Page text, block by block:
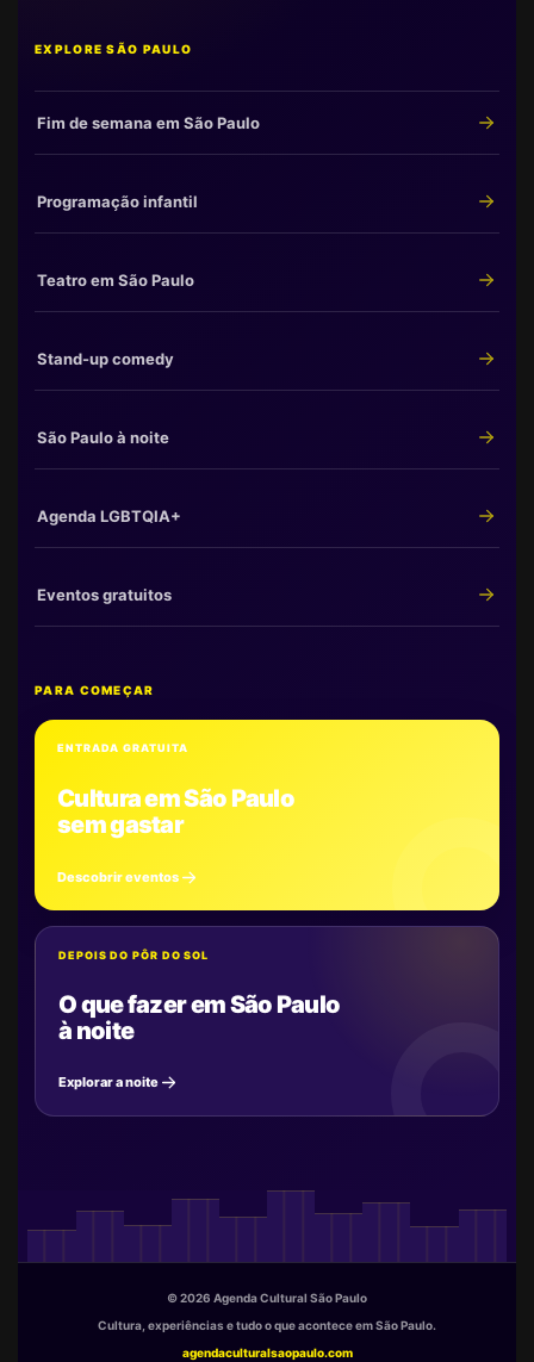
EXPLORE SÃO PAULO
Fim de semana em São Paulo
Programação infantil
Teatro em São Paulo
Stand-up comedy
São Paulo à noite
Agenda LGBTQIA+
Eventos gratuitos
PARA COMEÇAR
ENTRADA GRATUITA
Cultura em São Paulo
sem gastar
Descobrir eventos
DEPOIS DO PÔR DO SOL
O que fazer em São Paulo
à noite
Explorar a noite
© 2026 Agenda Cultural São Paulo
Cultura, experiências e tudo o que acontece em São Paulo.
agendaculturalsaopaulo.com